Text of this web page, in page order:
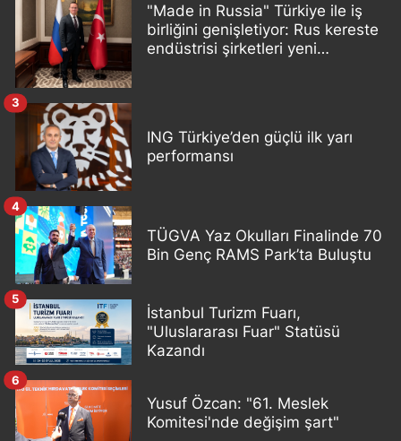
"Made in Russia" Türkiye ile iş
birliğini genişletiyor: Rus kereste
endüstrisi şirketleri yeni
ING Türkiye’den güçlü ilk yarı
performansı
3
TÜGVA Yaz Okulları Finalinde 70
Bin Genç RAMS Park’ta Buluştu
4
İstanbul Turizm Fuarı,
"Uluslararası Fuar" Statüsü
Kazandı
5
Yusuf Özcan: "61. Meslek
Komitesi'nde değişim şart"
6